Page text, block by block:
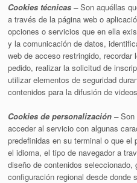
Cookies técnicas –Son aquéllas
a través de la página web o
opciones o servicios que en ella
y la comunicación de datos,
web de acceso restringido, recordar
pedido, realizar la solicitud de
utilizar elementos de seguridad
contenidos para la difusión de
Cookies de personalización –Son
acceder al servicio con algunas
predefinidas en su terminal o que el
el idioma, el tipo de navegador a
diseño de contenidos
configuración regional desde donde